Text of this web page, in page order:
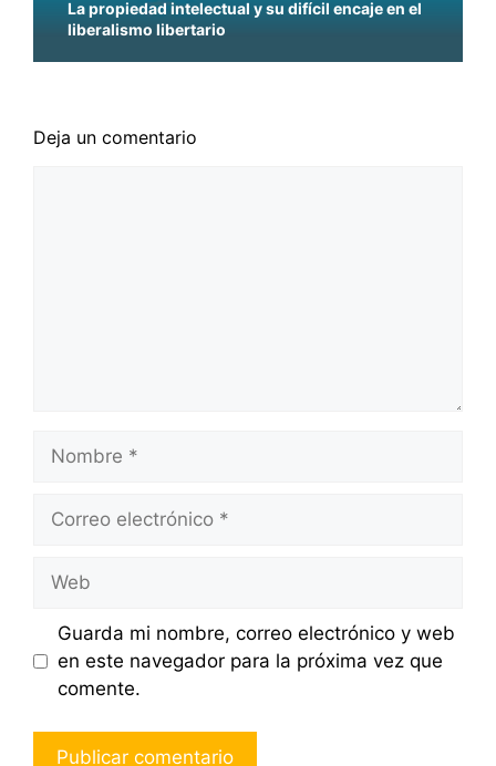
La propiedad intelectual y su difícil encaje en el
liberalismo libertario
Deja un comentario
Nombre
Correo
Web
Guarda mi nombre, correo electrónico y web
en este navegador para la próxima vez que
comente.